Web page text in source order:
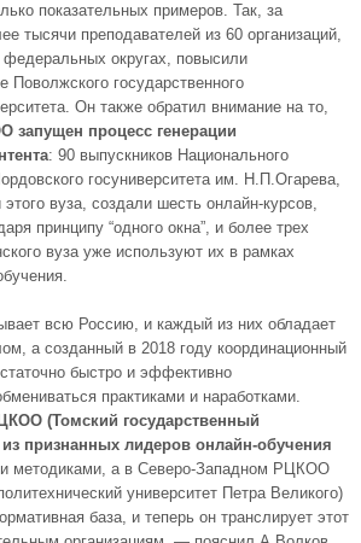
показательных примеров. Так, за
тысячи преподавателей из 60 организаций,
округах, повысили
Поволжского государственного
Он также обратил внимание на то,
процесс генерации
: 90 выпускников Национального
госуниверситета им. Н.П.Огарева,
вуза, создали шесть онлайн-курсов,
принципу “одного окна”, и более трех
вуза уже используют их в рамках
всю Россию, и каждый из них обладает
а созданный в 2018 году координационный
быстро и эффективно
практиками и наработками.
(Томский государственный
признанных лидеров онлайн-обучения
методиками, а в Северо-Западном РЦКОО
университет Петра Великого)
база, и теперь он транслирует этот